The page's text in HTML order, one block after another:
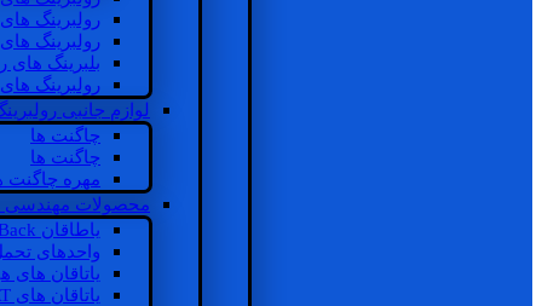
رولبرینگ
رولبرینگ
بلبرینگ
رولبرینگ
لوازم جانبی
چاگنت ها
چاگنت ها
مهره چاگنت
محصولات مهندسی
یاطاقان Back های پشتی
واحدهای
یاتاقان های
یاتاقان های INSOCOAT